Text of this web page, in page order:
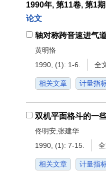
1990年, 第11卷, 第1
论文
轴对称跨音速进气
黄明恪
1990, (1): 1-6.
全
相关文章 计量指
双机平面格斗的一
佟明安;张建华
1990, (1): 7-15.
全
相关文章 计量指